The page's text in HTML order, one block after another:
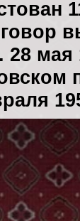
28 мая